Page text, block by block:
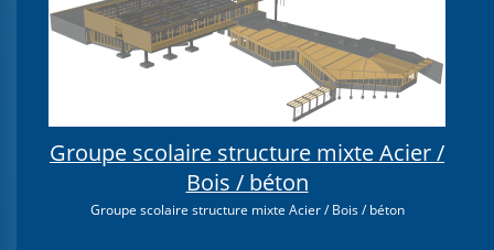
Groupe scolaire structure mixte Acier /
Bois / béton
Groupe scolaire structure mixte Acier / Bois / béton